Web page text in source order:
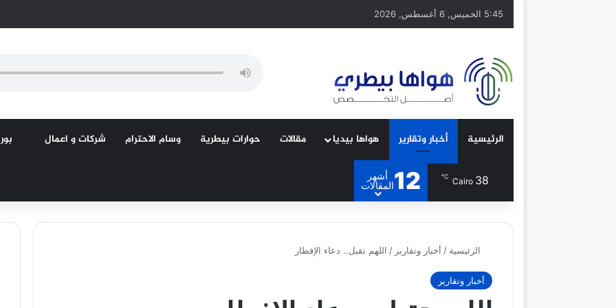
5:45 الخميس, 6 أغسطس, 2026
الرئيسية أخبار وتقارير هواها بيديا مقالات حوارات بيطرية وسام الاحترام شركات و اعمال
Cairo 38
℃
12
أشهر
المقالات
الرئيسية / أخبار وتقارير / اللهم تقبل.. دعاء الإفطار
أخبار وتقارير